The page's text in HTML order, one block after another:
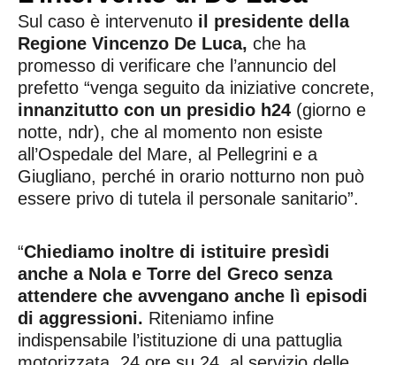
Sul caso è intervenuto il presidente della
Regione Vincenzo De Luca, che ha
promesso di verificare che l’annuncio del
prefetto “venga seguito da iniziative concrete,
innanzitutto con un presidio h24 (giorno e
notte, ndr), che al momento non esiste
all’Ospedale del Mare, al Pellegrini e a
Giugliano, perché in orario notturno non può
essere privo di tutela il personale sanitario”.
“Chiediamo inoltre di istituire presìdi
anche a Nola e Torre del Greco senza
attendere che avvengano anche lì episodi
di aggressioni. Riteniamo infine
indispensabile l’istituzione di una pattuglia